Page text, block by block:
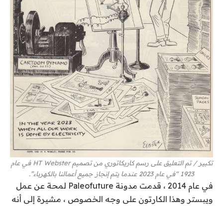
تكبير/
تم التعليق على رسم كاريكاتوري من تصميم HT Webster في عام
1923 “في عام 2023 عندما يتم إنجاز جميع أعمالنا بالكهرباء”.
في عام 2014 ، قدمت مدونة Paleofuture لمحة عن عمل
ويبستر وهذا الكارتون على وجه الخصوص ، مشيرة إلى أنه